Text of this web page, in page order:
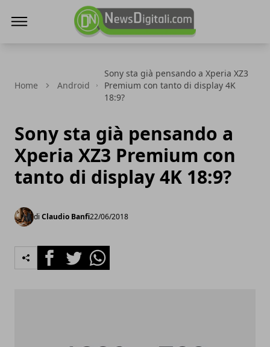
Home Android
Sony sta già pensando a Xperia XZ3
Premium con tanto di display 4K
18:9?
Sony sta già pensando a
Xperia XZ3 Premium con
tanto di display 4K 18:9?
di Claudio Banfi22/06/2018
FacebookTwitterWhatsapp